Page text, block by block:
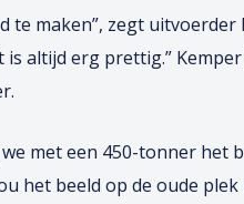
maken”, zegt uitvoerder
altijd erg prettig.”
met een 450-tonner
het beeld op de oude